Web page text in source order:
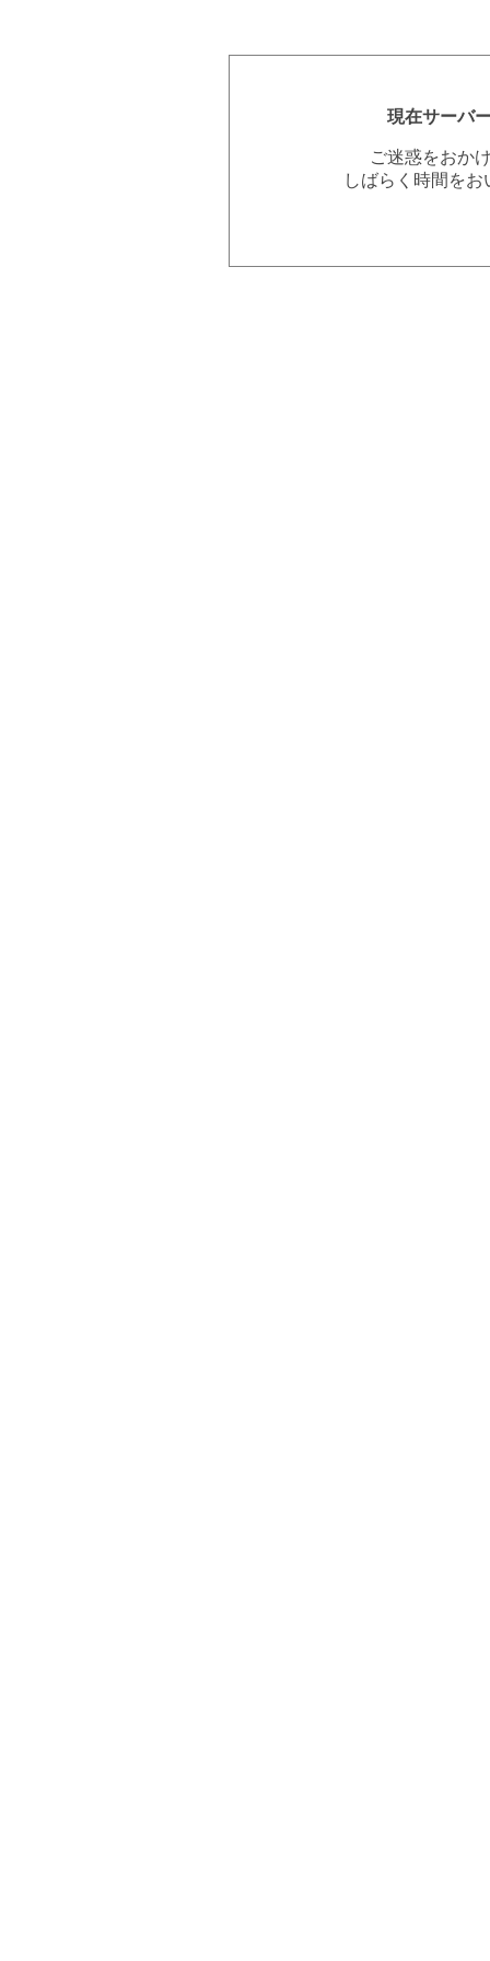
現在サーバ
ご迷惑をおか
しばらく時間を